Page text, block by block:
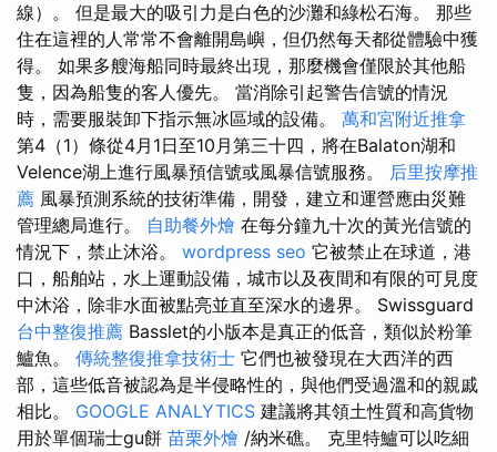
線）。 但是最大的吸引力是白色的沙灘和綠松石海。 那些
住在這裡的人常常不會離開島嶼，但仍然每天都從體驗中獲
得。 如果多艘海船同時最終出現，那麼機會僅限於其他船
隻，因為船隻的客人優先。 當消除引起警告信號的情況
時，需要服裝卸下指示無冰區域的設備。 萬和宮附近推拿
第4（1）條從4月1日至10月第三十四，將在Balaton湖和
Velence湖上進行風暴預信號或風暴信號服務。 后里按摩推
薦 風暴預測系統的技術準備，開發，建立和運營應由災難
管理總局進行。 自助餐外燴 在每分鐘九十次的黃光信號的
情況下，禁止沐浴。 wordpress seo 它被禁止在球道，港
口，船舶站，水上運動設備，城市以及夜間和有限的可見度
中沐浴，除非水面被點亮並直至深水的邊界。 Swissguard
台中整復推薦 Basslet的小版本是真正的低音，類似於粉筆
鱸魚。 傳統整復推拿技術士 它們也被發現在大西洋的西
部，這些低音被認為是半侵略性的，與他們受過溫和的親戚
相比。 GOOGLE ANALYTICS 建議將其領土性質和高貨物
用於單個瑞士gu餅 苗栗外燴 /納米礁。 克里特鱸可以吃細